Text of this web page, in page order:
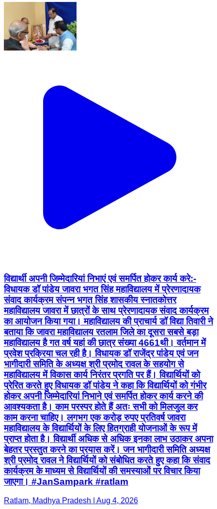
विद्यार्थी अपनी जिम्मेदारियां निभाएं एवं समर्पित होकर कार्य करे:-
विधायक डॉ पांडेय जावरा भगत सिंह महाविद्यालय में प्रेरणादायक
संवाद कार्यक्रम संपन्न भगत सिंह शासकीय स्नातकोत्तर
महाविद्यालय जावरा में छात्रों के साथ प्रेरणादायक संवाद कार्यक्रम
का आयोजन किया गया। महाविद्यालय की प्राचार्य डॉ विद्या तिवारी ने
बताया कि जावरा महाविद्यालय रतलाम जिले का दूसरा सबसे बड़ा
महाविद्यालय है गत वर्ष यहां की छात्र संख्या 4661थी। वर्तमान में
प्रवेश प्रक्रिया चल रही है। विधायक डॉ राजेंद्र पांडेय एवं जन
भागीदारी समिति के अध्यक्ष श्री प्रमोद रावल के सहयोग से
महाविद्यालय में विकास कार्य निरंतर प्रगति पर हैं। विद्यार्थियों को
प्रेरित करते हुए विधायक डॉ पांडेय ने कहा कि विद्यार्थियों को गंभीर
होकर अपनी जिम्मेदारियां निभाने एवं समर्पित होकर कार्य करने की
आवश्यकता है। काम परस्पर होते हैं अतः सभी को मिलजुल कर
काम करना चाहिए। लगभग एक करोड़ रुपए प्रतिवर्ष जावरा
महाविद्यालय के विद्यार्थियों के लिए हितग्राही योजनाओं के रूप में
प्राप्त होता है। विद्यार्थी अधिक से अधिक इनका लाभ उठाकर अपना
बेहतर प्रस्तुत करने का प्रयास करें। जन भागीदारी समिति अध्यक्ष
श्री प्रमोद रावल ने विद्यार्थियों को संबोधित करते हुए कहा कि संवाद
कार्यक्रम के माध्यम से विद्यार्थियों की समस्याओं पर विचार किया
जाएगा। #JanSampark #ratlam
Ratlam, Madhya Pradesh | Aug 4, 2026